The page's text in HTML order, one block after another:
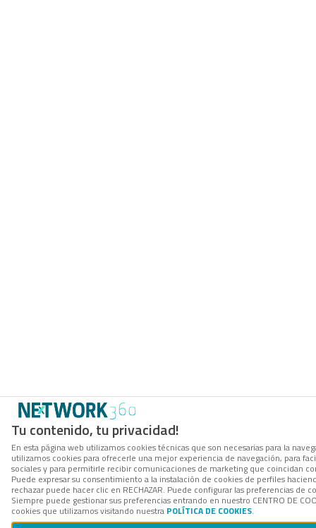
Tu contenido, tu privacidad!
En esta página web utilizamos cookies técnicas que son necesarias para la
utilizamos cookies para ofrecerle una mejor experiencia de navegación, para
sociales y para permitirle recibir comunicaciones de marketing que coincidan
Puede expresar su consentimiento a la instalación de cookies de perfiles
rechazar puede hacer clic en RECHAZAR. Puede configurar las preferencias de
Siempre puede gestionar sus preferencias entrando en nuestro CENTRO DE
cookies que utilizamos visitando nuestra POLÍTICA DE COOKIES.